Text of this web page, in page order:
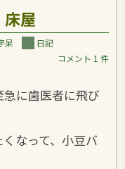
屋
呆
日記
コメント 1 件
に歯医者に飛び
なって、小豆バ